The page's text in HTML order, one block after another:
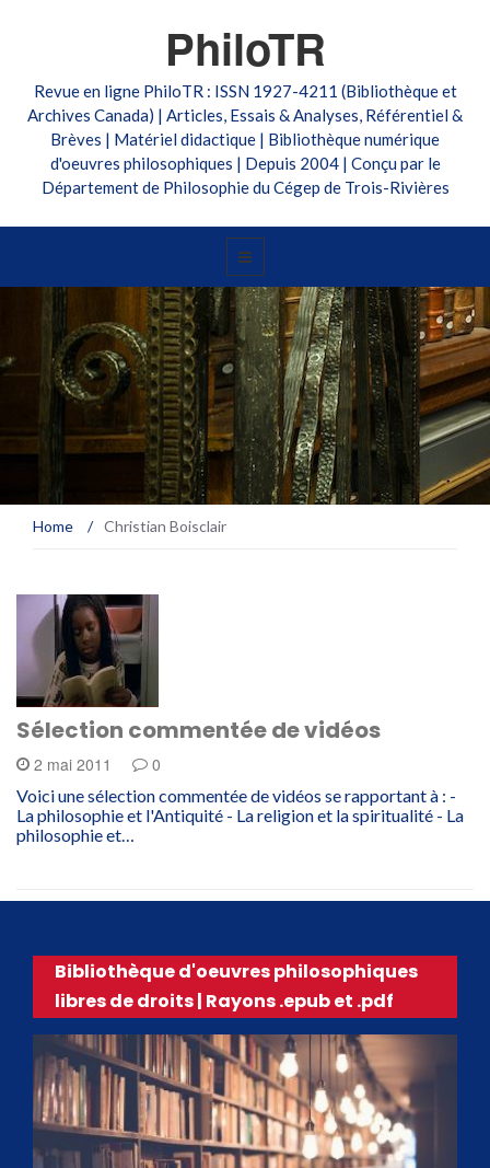
PhiloTR
Revue en ligne PhiloTR : ISSN 1927-4211 (Bibliothèque et
Archives Canada) | Articles, Essais & Analyses, Référentiel &
Brèves | Matériel didactique | Bibliothèque numérique
d'oeuvres philosophiques | Depuis 2004 | Conçu par le
Département de Philosophie du Cégep de Trois-Rivières
Home / Christian Boisclair
Sélection commentée de vidéos
2 mai 2011 0
Voici une sélection commentée de vidéos se rapportant à : -
La philosophie et l'Antiquité - La religion et la spiritualité - La
philosophie et…
Bibliothèque d'oeuvres philosophiques
libres de droits | Rayons .epub et .pdf